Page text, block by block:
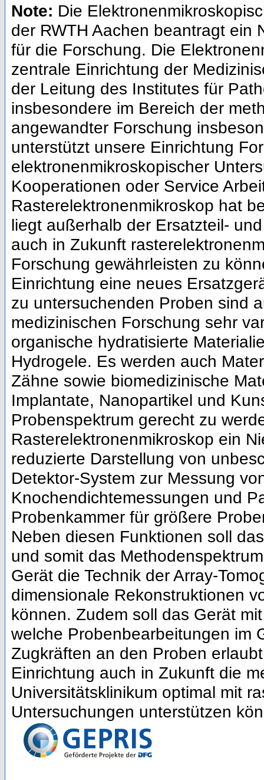
Note: Die
der RWTH Aachen beantragt ein
für die Forschung. Die
zentrale Einrichtung der
der Leitung des Institutes für
insbesondere im Bereich der
angewandter Forschung
unterstützt unsere Einrichtung
elektronenmikroskopischer
Kooperationen oder Service
Rasterelektronenmikroskop hat
liegt außerhalb der Ersatzteil-
auch in Zukunft
Forschung gewährleisten zu
Einrichtung eine neues
zu untersuchenden Proben sind
medizinischen Forschung sehr
organische hydratisierte
Hydrogele. Es werden auch
Zähne sowie biomedizinische
Implantate, Nanopartikel und
Probenspektrum gerecht zu
Rasterelektronenmikroskop ein
reduzierte Darstellung von
Detektor-System zur Messung
Knochendichtemessungen und
Probenkammer für größere
Neben diesen Funktionen soll
und somit das
Gerät die Technik der Array-
dimensionale Rekonstruktionen
können. Zudem soll das Gerät
welche Probenbearbeitungen im
Zugkräften an den Proben
Einrichtung auch in Zukunft die
Universitätsklinikum optimal mit
Untersuchungen unterstützen